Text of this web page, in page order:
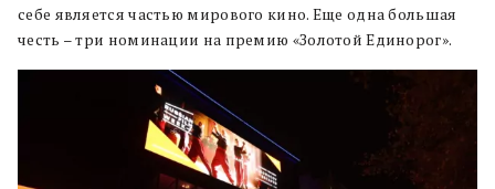
себе является частью мирового кино. Еще одна большая
честь – три номинации на премию «Золотой Единорог».